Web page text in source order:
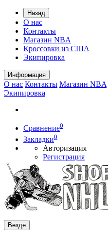
Назад
О нас
Контакты
Магазин NBA
Кроссовки из США
Экипировка
Информация
О нас Контакты Магазин NBA
Экипировка
Сравнение0
Закладки0
Авторизация
Регистрация
Везде